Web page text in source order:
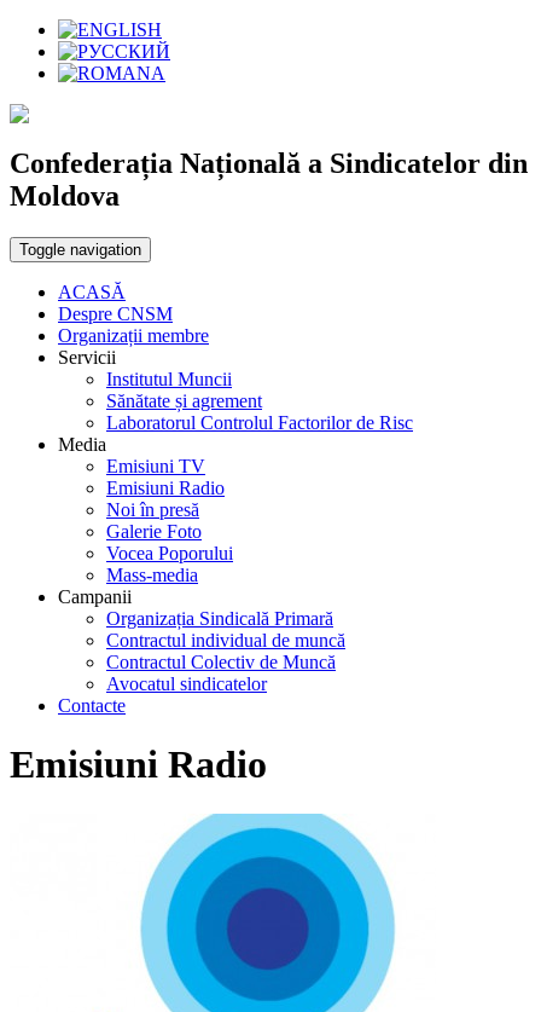
Confederația Națională a Sindicatelor din
Moldova
Toggle navigation
ACASĂ
Despre CNSM
Organizații membre
Servicii
Institutul Muncii
Sănătate și agrement
Laboratorul Controlul Factorilor de Risc
Media
Emisiuni TV
Emisiuni Radio
Noi în presă
Galerie Foto
Vocea Poporului
Mass-media
Campanii
Organizația Sindicală Primară
Contractul individual de muncă
Contractul Colectiv de Muncă
Avocatul sindicatelor
Contacte
Emisiuni Radio